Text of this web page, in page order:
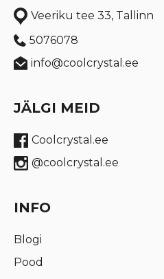
Veeriku tee 33, Tallinn
5076078
info@coolcrystal.ee
JÄLGI MEID
Coolcrystal.ee
@coolcrystal.ee
INFO
Blogi
Pood